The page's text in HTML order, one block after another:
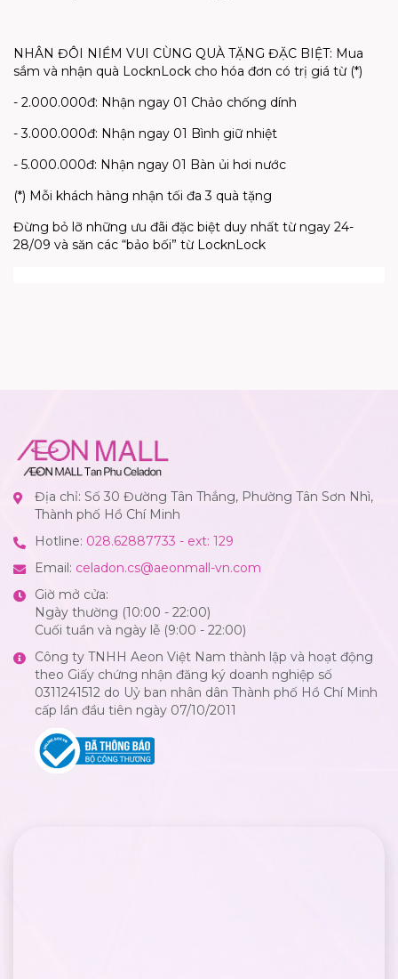
NHÂN ĐÔI NIỀM VUI CÙNG QUÀ TẶNG ĐẶC BIỆT: Mua
sắm và nhận quà LocknLock cho hóa đơn có trị giá từ (*)
- 2.000.000đ: Nhận ngay 01 Chảo chống dính
- 3.000.000đ: Nhận ngay 01 Bình giữ nhiệt
- 5.000.000đ: Nhận ngay 01 Bàn ủi hơi nước
(*) Mỗi khách hàng nhận tối đa 3 quà tặng
Đừng bỏ lỡ những ưu đãi đặc biệt duy nhất từ ngay 24-
28/09 và săn các “bảo bối” từ LocknLock
Địa chỉ: Số 30 Đường Tân Thắng, Phường Tân Sơn Nhì,
Thành phố Hồ Chí Minh
Hotline: 028.62887733 - ext: 129
Email: celadon.cs@aeonmall-vn.com
Giờ mở cửa:
Ngày thường (10:00 - 22:00)
Cuối tuần và ngày lễ (9:00 - 22:00)
Công ty TNHH Aeon Việt Nam thành lập và hoạt động
theo Giấy chứng nhận đăng ký doanh nghiệp số
0311241512 do Uỷ ban nhân dân Thành phố Hồ Chí Minh
cấp lần đầu tiên ngày 07/10/2011